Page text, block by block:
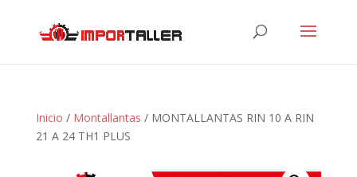
Inicio / Montallantas / MONTALLANTAS RIN 10 A RIN
21 A 24 TH1 PLUS